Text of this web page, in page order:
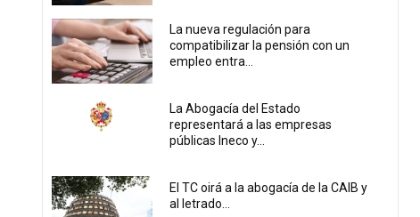
La nueva regulación para
compatibilizar la pensión con un
empleo entra...
La Abogacía del Estado
representará a las empresas
públicas Ineco y...
El TC oirá a la abogacía de la CAIB y
al letrado...